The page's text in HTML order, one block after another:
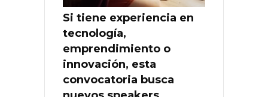
Si tiene experiencia en
tecnología,
emprendimiento o
innovación, esta
convocatoria busca